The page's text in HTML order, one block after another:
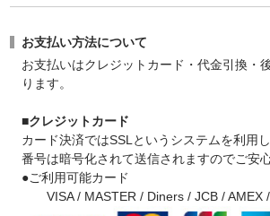
お支払い方法について
お支払いはクレジットカード・代金引換・
ります。
■クレジットカード
カード決済ではSSLというシステムを利用
番号は暗号化されて送信されますのでご安
●ご利用可能カード
VISA / MASTER / Diners / JCB / AMEX